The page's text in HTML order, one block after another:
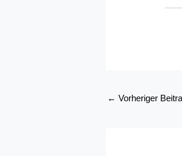
← Vorheriger